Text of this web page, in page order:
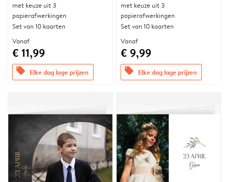
met keuze uit 3
papierafwerkingen
Set van 10 kaarten
Vanaf
€ 11,99
offers Elke dag lage prijzen
met keuze uit 3
papierafwerkingen
Set van 10 kaarten
Vanaf
€ 9,99
offers Elke dag lage prijzen